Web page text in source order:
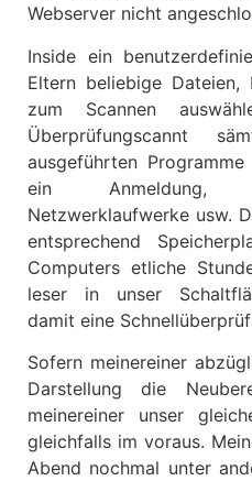
Webserver nicht
Inside ein
Eltern beliebige
zum Scannen
Überprüfungscannt
ausgeführten
ein Anmeldung,
Netzwerklaufwerke usw.
entsprechend
Computers etliche
leser in unser
damit eine
Sofern meinereiner
Darstellung die
meinereiner unser
gleichfalls im voraus.
Abend nochmal unter